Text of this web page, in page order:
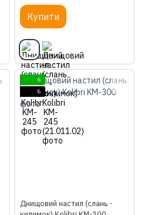
Купити
6
6
Днищовий настил (слань -